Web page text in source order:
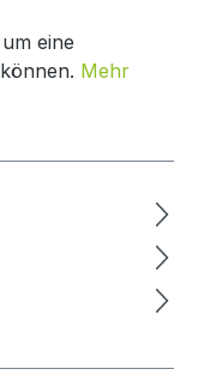
eine
Mehr